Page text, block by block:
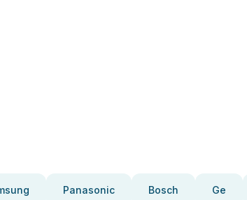
Panasonic Bosch Ge